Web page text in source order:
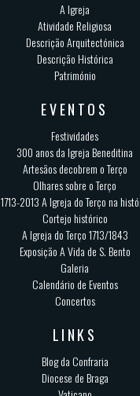
A Igreja
Atividade Religiosa
Descrição Arquitectónica
Descrição Histórica
Património
EVENTOS
Festividades
300 anos da Igreja Beneditina
Artesãos decobrem o Terço
Olhares sobre o Terço
1713-2013 A Igreja do Terço na
Cortejo histórico
A Igreja do Terço 1713/1843
Exposição A Vida de S. Bento
Galeria
Calendário de Eventos
Concertos
LINKS
Blog da Confraria
Diocese de Braga